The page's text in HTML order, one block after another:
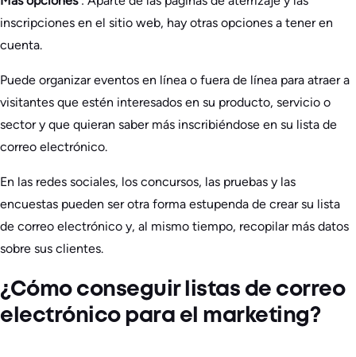
inscripciones en el sitio web, hay otras opciones a tener en
cuenta.
Puede organizar eventos en línea o fuera de línea para atraer a
visitantes que estén interesados en su producto, servicio o
sector y que quieran saber más inscribiéndose en su lista de
correo electrónico.
En las redes sociales, los concursos, las pruebas y las
encuestas pueden ser otra forma estupenda de crear su lista
de correo electrónico y, al mismo tiempo, recopilar más datos
sobre sus clientes.
¿Cómo conseguir listas de correo
electrónico para el marketing?